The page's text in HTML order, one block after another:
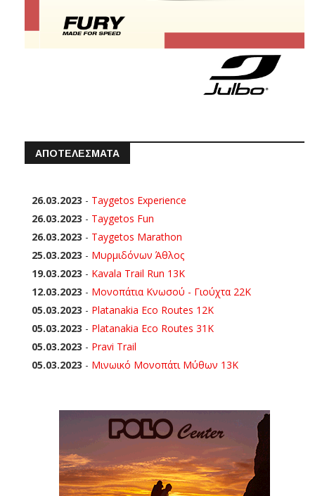
ΑΠΟΤΕΛΕΣΜΑΤΑ
26.03.2023 - Taygetos Experience
26.03.2023 - Taygetos Fun
26.03.2023 - Taygetos Marathon
25.03.2023 - Μυρμιδόνων Άθλος
19.03.2023 - Kavala Trail Run 13K
12.03.2023 - Μονοπάτια Κνωσού - Γιούχτα 22Κ
05.03.2023 - Platanakia Eco Routes 12K
05.03.2023 - Platanakia Eco Routes 31K
05.03.2023 - Pravi Trail
05.03.2023 - Μινωικό Μονοπάτι Μύθων 13Κ